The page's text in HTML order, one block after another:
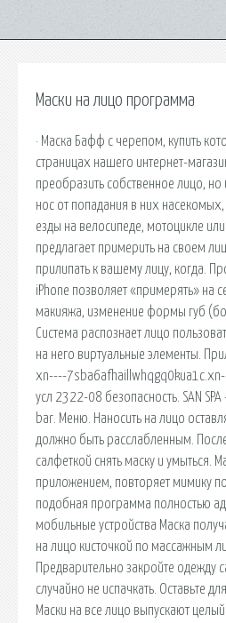
Маски на лицо программа
· Маска Бафф с черепом, купить
страницах нашего интернет-
преобразить собственное лицо, но
нос от попадания в них
езды на велосипеде, мотоцикле
предлагает примерить на своем
прилипать к вашему лицу, когда.
iPhone позволяет «примерять» на
макияжа, изменение формы губ
Система распознает лицо
на него виртуальные элементы.
xn----
усл 2322-08 безопасность. SAN
bar. Меню. Наносить на лицо
должно быть расслабленным.
салфеткой снять маску и умыться.
приложением, повторяет мимику
подобная программа полностью
мобильные устройства Маска
на лицо кисточкой по массажным
Предварительно закройте одежду
случайно не испачкать. Оставьте
Маски на все лицо выпускают